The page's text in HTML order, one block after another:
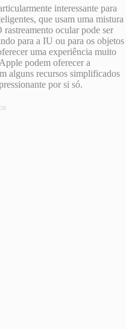
interessante para
que usam uma mistura
ocular pode ser
para a IU ou para os objetos
uma experiência muito
podem oferecer a
alguns recursos simplificados
por si só.